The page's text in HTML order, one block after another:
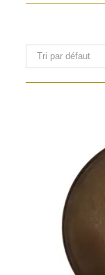
Tri par défaut